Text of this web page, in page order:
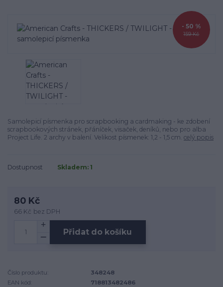
159 Kč
- 50 %
Samolepicí písmenka pro scrapbooking a cardmaking - ke zdobení
scrapbookových stránek, přáníček, visaček, deníků, nebo pro alba
Project Life. 2 archy v balení. Velikost písmenek: 1,2 - 1,5 cm. celý popis
Dostupnost Skladem: 1
80 Kč
66 Kč bez DPH
Přidat do košíku
Číslo produktu:
348248
EAN kód:
718813482486